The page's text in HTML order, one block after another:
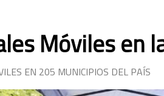
Móviles en
EN 205 MUNICIPIOS DEL PAÍS